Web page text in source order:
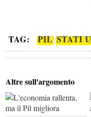
TAG: PIL STATI
Altre sull'argomento